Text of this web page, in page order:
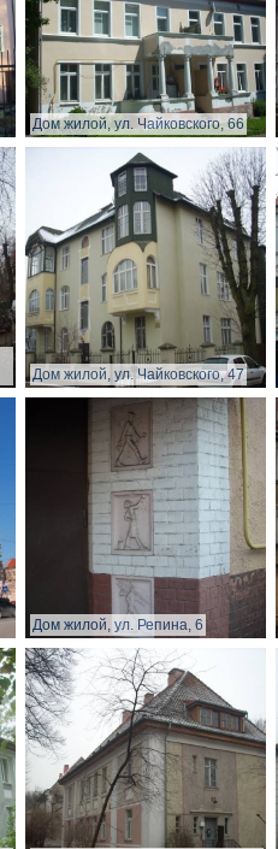
Дом жилой, ул. Чайковского, 66
Дом жилой, ул. Чайковского, 47
Дом жилой, ул. Репина, 6